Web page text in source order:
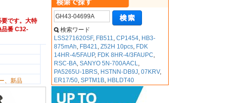
です。大特
番 C32-
、新品
検索ワード
LSS271620SF, FB511,CP1454, HB3-
875mAh, FB421,Z52H 10pcs, FDK
14HR-4/5FAUP, FDK 8HR-4/3FAUPC,
RSC-BA,SANYO 5N-700AACL,
PA5265U-1BRS, HSTNN-DB9J,07KRV,
ER17/50,SPTM1B, HBLDT40